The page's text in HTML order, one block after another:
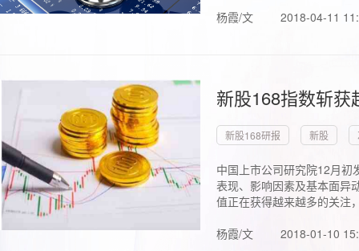
杨霞/文 2018-04-11
新股168指数斩
新股168研报 新股
中国上市公司研究院12月初
表现、影响因素及基本面异
值正在获得越来越多的关注
杨霞/文
2018-01-10